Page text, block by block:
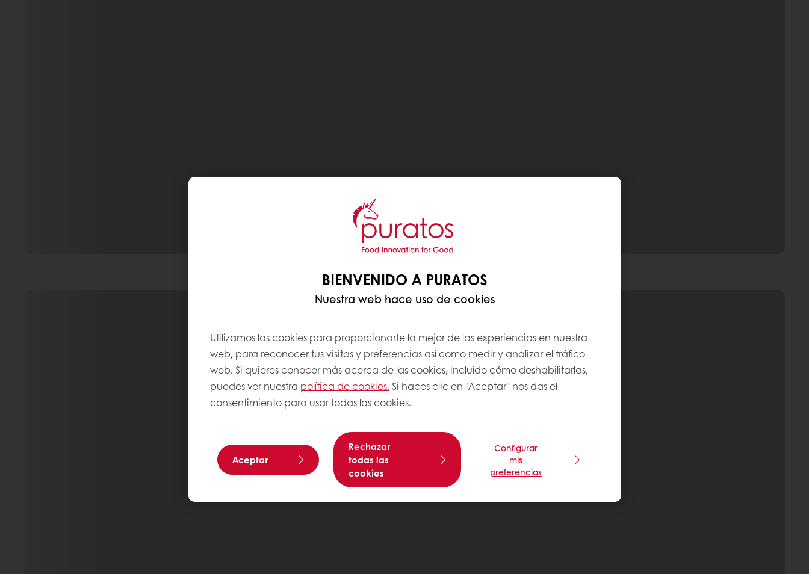
BIENVENIDO A PURATOS
Nuestra web hace uso de cookies
Utilizamos las cookies para proporcionarte la mejor de las experiencias en nuestra
web, para reconocer tus visitas y preferencias así como medir y analizar el tráfico
web. Si quieres conocer más acerca de las cookies, incluído cómo deshabilitarlas,
puedes ver nuestra política de cookies. Si haces clic en "Aceptar" nos das el
consentimiento para usar todas las cookies.
Aceptar
Rechazar
todas las
cookies
Configurar
mis
preferencias